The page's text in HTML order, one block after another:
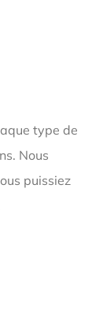
type de
Nous
puissiez